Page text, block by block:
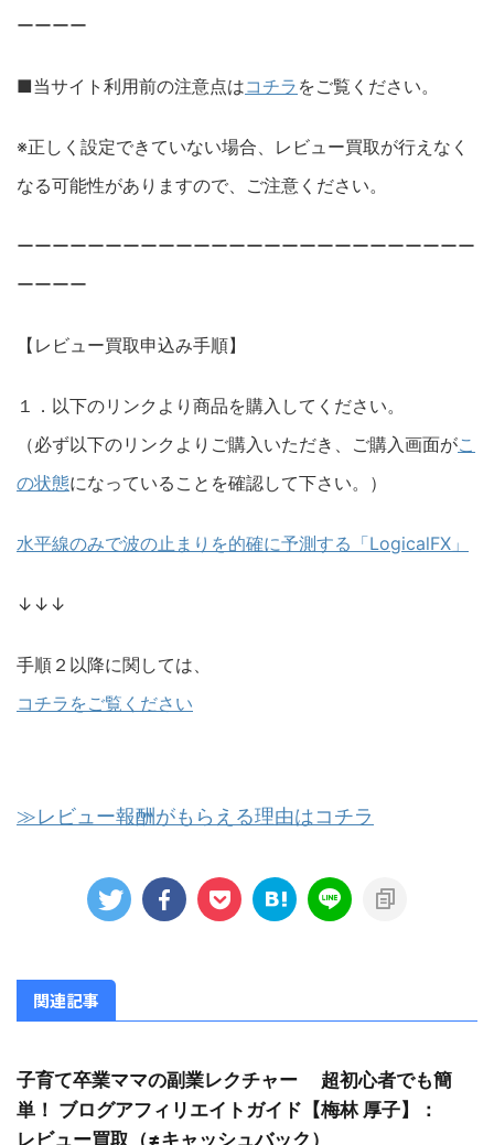
ーーーー
■当サイト利用前の注意点はコチラ をご覧ください。
※正しく設定できていない場合、レビュー買取が行えなく
なる可能性がありますので、ご注意ください。
ーーーーーーーーーーーーーーーーーーーーーーーーーー
ーーーー
【レビュー買取申込み手順】
１．以下のリンクより商品を購入してください。
（必ず以下のリンクよりご購入いただき、ご購入画面がこ
の状態になっていることを確認して下さい。）
水平線のみで波の止まりを的確に予測する「LogicalFX」
↓↓↓
手順２以降に関しては、
コチラをご覧ください
≫レビュー報酬がもらえる理由はコチラ
関連記事
子育て卒業ママの副業レクチャー 超初心者でも簡
単！ ブログアフィリエイトガイド【梅林 厚子】：
レビュー買取（≠キャッシュバック）